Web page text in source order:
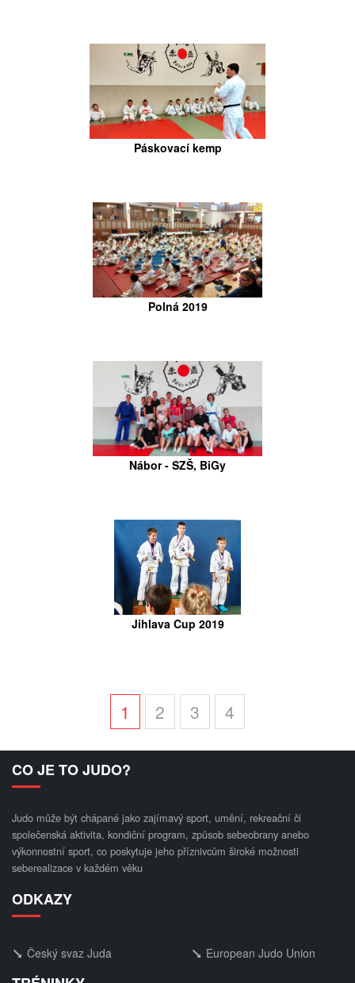
Páskovací kemp
Polná 2019
Nábor - SZŠ, BiGy
Jihlava Cup 2019
1 2 3 4
CO JE TO JUDO?
Judo může být chápané jako zajímavý sport, umění, rekreační či
společenská aktivita, kondiční program, způsob sebeobrany anebo
výkonnostní sport, co poskytuje jeho příznivcům široké možnosti
seberealizace v každém věku
ODKAZY
Český svaz Juda European Judo Union